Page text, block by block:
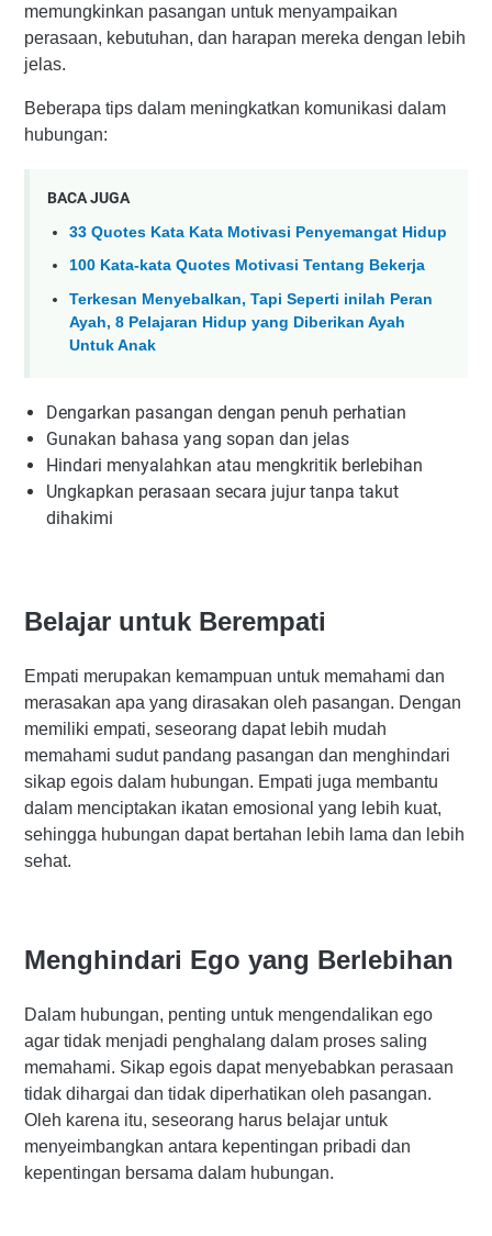
memungkinkan pasangan untuk menyampaikan
perasaan, kebutuhan, dan harapan mereka dengan lebih
jelas.
Beberapa tips dalam meningkatkan komunikasi dalam
hubungan:
BACA JUGA
33 Quotes Kata Kata Motivasi Penyemangat Hidup
100 Kata-kata Quotes Motivasi Tentang Bekerja
Terkesan Menyebalkan, Tapi Seperti inilah Peran
Ayah, 8 Pelajaran Hidup yang Diberikan Ayah
Untuk Anak
Dengarkan pasangan dengan penuh perhatian
Gunakan bahasa yang sopan dan jelas
Hindari menyalahkan atau mengkritik berlebihan
Ungkapkan perasaan secara jujur tanpa takut
dihakimi
Belajar untuk Berempati
Empati merupakan kemampuan untuk memahami dan
merasakan apa yang dirasakan oleh pasangan. Dengan
memiliki empati, seseorang dapat lebih mudah
memahami sudut pandang pasangan dan menghindari
sikap egois dalam hubungan. Empati juga membantu
dalam menciptakan ikatan emosional yang lebih kuat,
sehingga hubungan dapat bertahan lebih lama dan lebih
sehat.
Menghindari Ego yang Berlebihan
Dalam hubungan, penting untuk mengendalikan ego
agar tidak menjadi penghalang dalam proses saling
memahami. Sikap egois dapat menyebabkan perasaan
tidak dihargai dan tidak diperhatikan oleh pasangan.
Oleh karena itu, seseorang harus belajar untuk
menyeimbangkan antara kepentingan pribadi dan
kepentingan bersama dalam hubungan.